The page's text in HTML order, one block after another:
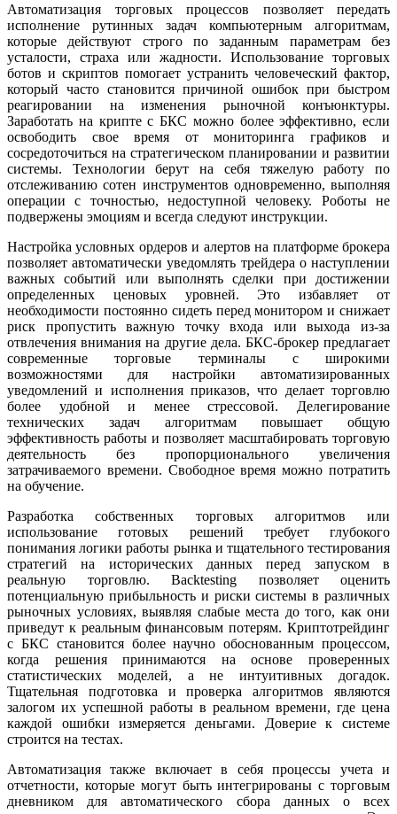
Автоматизация торговых процессов позволяет передать
исполнение рутинных задач компьютерным алгоритмам,
которые действуют строго по заданным параметрам без
усталости, страха или жадности. Использование торговых
ботов и скриптов помогает устранить человеческий фактор,
который часто становится причиной ошибок при быстром
реагировании на изменения рыночной конъюнктуры.
Заработать на крипте с БКС можно более эффективно, если
освободить свое время от мониторинга графиков и
сосредоточиться на стратегическом планировании и развитии
системы. Технологии берут на себя тяжелую работу по
отслеживанию сотен инструментов одновременно, выполняя
операции с точностью, недоступной человеку. Роботы не
подвержены эмоциям и всегда следуют инструкции.
Настройка условных ордеров и алертов на платформе брокера
позволяет автоматически уведомлять трейдера о наступлении
важных событий или выполнять сделки при достижении
определенных ценовых уровней. Это избавляет от
необходимости постоянно сидеть перед монитором и снижает
риск пропустить важную точку входа или выхода из-за
отвлечения внимания на другие дела. БКС-брокер предлагает
современные торговые терминалы с широкими
возможностями для настройки автоматизированных
уведомлений и исполнения приказов, что делает торговлю
более удобной и менее стрессовой. Делегирование
технических задач алгоритмам повышает общую
эффективность работы и позволяет масштабировать торговую
деятельность без пропорционального увеличения
затрачиваемого времени. Свободное время можно потратить
на обучение.
Разработка собственных торговых алгоритмов или
использование готовых решений требует глубокого
понимания логики работы рынка и тщательного тестирования
стратегий на исторических данных перед запуском в
реальную торговлю. Backtesting позволяет оценить
потенциальную прибыльность и риски системы в различных
рыночных условиях, выявляя слабые места до того, как они
приведут к реальным финансовым потерям. Криптотрейдинг
с БКС становится более научно обоснованным процессом,
когда решения принимаются на основе проверенных
статистических моделей, а не интуитивных догадок.
Тщательная подготовка и проверка алгоритмов являются
залогом их успешной работы в реальном времени, где цена
каждой ошибки измеряется деньгами. Доверие к системе
строится на тестах.
Автоматизация также включает в себя процессы учета и
отчетности, которые могут быть интегрированы с торговым
дневником для автоматического сбора данных о всех